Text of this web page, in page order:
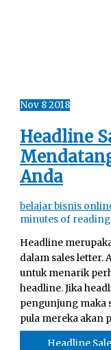
Nov 82018
Headline
Anda
belajar bisnis
minutes of reading
Headline
dalam sales letter.
untuk menarik
headline. Jika
pengunjung maka
pula mereka akan
Headline